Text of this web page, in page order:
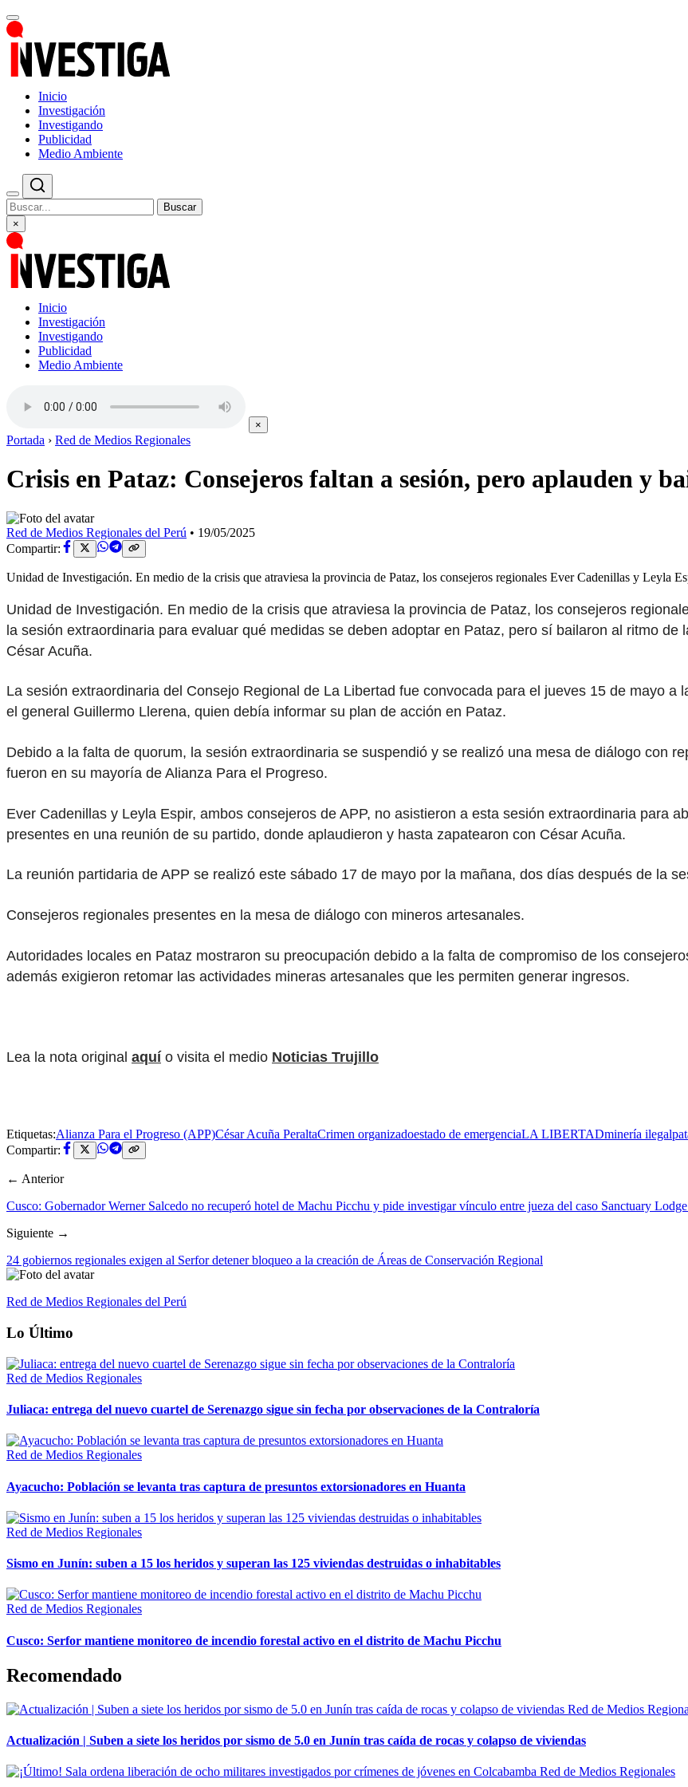
Inicio
Investigación
Investigando
Publicidad
Medio Ambiente
Buscar
×
Inicio
Investigación
Investigando
Publicidad
Medio Ambiente
×
Portada › Red de Medios Regionales
Crisis en Pataz: Consejeros faltan a sesión, pero aplauden y
Red de Medios Regionales del Perú • 19/05/2025
Compartir:
Unidad de Investigación. En medio de la crisis que atraviesa la provincia de Pataz, los consejeros regionales Ever Cadenillas y Leyla
Unidad de Investigación. En medio de la crisis que atraviesa la provincia de Pataz, los consejeros
la sesión extraordinaria para evaluar qué medidas se deben adoptar en Pataz, pero sí bailaron al ritmo
César Acuña.
La sesión extraordinaria del Consejo Regional de La Libertad fue convocada para el jueves 15 de mayo
el general Guillermo Llerena, quien debía informar su plan de acción en Pataz.
Debido a la falta de quorum, la sesión extraordinaria se suspendió y se realizó una mesa de diálogo con
fueron en su mayoría de Alianza Para el Progreso.
Ever Cadenillas y Leyla Espir, ambos consejeros de APP, no asistieron a esta sesión extraordinaria para
presentes en una reunión de su partido, donde aplaudieron y hasta zapatearon con César Acuña.
La reunión partidaria de APP se realizó este sábado 17 de mayo por la mañana, dos días después de la
Consejeros regionales presentes en la mesa de diálogo con mineros artesanales.
Autoridades locales en Pataz mostraron su preocupación debido a la falta de compromiso de los
además exigieron retomar las actividades mineras artesanales que les permiten generar ingresos.
Lea la nota original aquío visita el medio Noticias Trujillo
Etiquetas:Alianza Para el Progreso (APP)César Acuña PeraltaCrimen organizadoestado de emergenciaLA LIBERTADminería ilegal
Compartir:
← Anterior
Cusco: Gobernador Werner Salcedo no recuperó hotel de Machu Picchu y pide investigar vínculo entre jueza del caso Sanctuary
Siguiente →
24 gobiernos regionales exigen al Serfor detener bloqueo a la creación de Áreas de Conservación Regional
Red de Medios Regionales del Perú
Lo Último
Red de Medios Regionales
Juliaca: entrega del nuevo cuartel de Serenazgo sigue sin fecha por observaciones de la Contraloría
Red de Medios Regionales
Ayacucho: Población se levanta tras captura de presuntos extorsionadores en Huanta
Red de Medios Regionales
Sismo en Junín: suben a 15 los heridos y superan las 125 viviendas destruidas o inhabitables
Red de Medios Regionales
Cusco: Serfor mantiene monitoreo de incendio forestal activo en el distrito de Machu Picchu
Recomendado
Red de Medios
Actualización | Suben a siete los heridos por sismo de 5.0 en Junín tras caída de rocas y colapso de viviendas
Red de Medios Regionales